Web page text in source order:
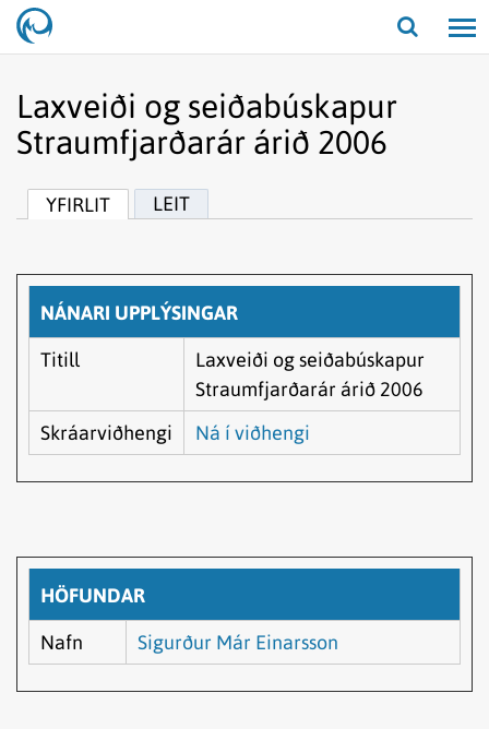
Opna/
Laxveiði og seiðabúskapur
Straumfjarðarár árið 2006
YFIRLIT LEIT
NÁNARI UPPLÝSINGAR
Titill
Laxveiði og seiðabúskapur
Straumfjarðarár árið 2006
Skráarviðhengi
Ná í viðhengi
HÖFUNDAR
Nafn Sigurður Már Einarsson